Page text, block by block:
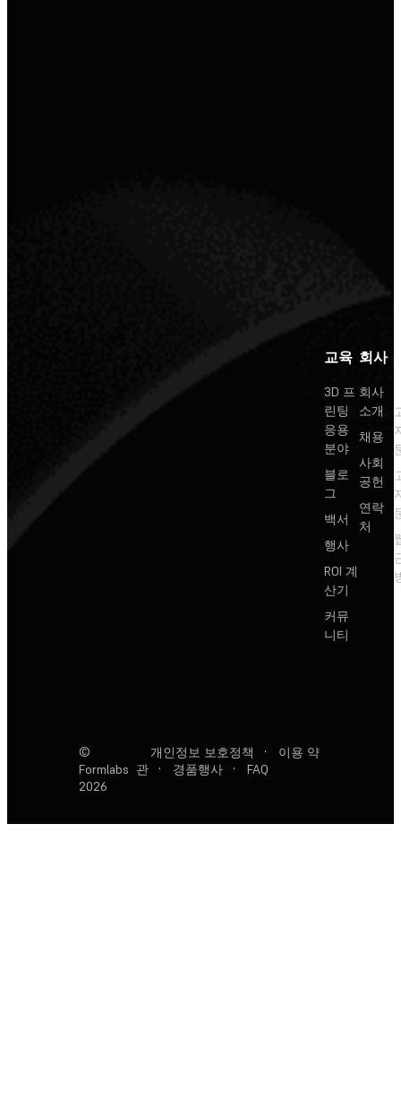
교육
3D 프
린팅
응용
분야
블로
그
백서
행사
ROI 계
산기
커뮤
니티
회사
회사
소개
채용
사회
공헌
연락
처
©
Formlabs
2026
개인정보 보호정책 ·
이용 약
관
· 경품행사 · FAQ